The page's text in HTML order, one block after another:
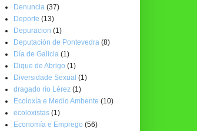
Denuncia (37)
Deporte (13)
Depuracion (1)
Deputación de Pontevedra (8)
Día de Galicia (1)
Dique de Abrigo (1)
Diversidade Sexual (1)
dragado río Lérez (1)
Ecoloxía e Medio Ambente (10)
ecoloxistas (1)
Economía e Emprego (56)